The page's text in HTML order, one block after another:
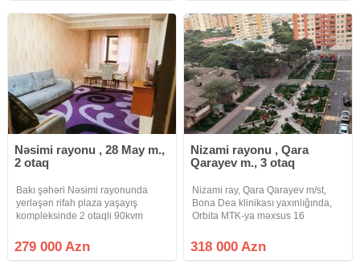
Nəsimi rayonu , 28 May m.,
2 otaq
Bakı şəhəri Nəsimi rayonunda
yerləşən rifah plaza yaşayış
kompleksinde 2 otaqli 90kvm
daimidir kupça var ipotekaya
yararlidi real insanlar əlaqə
279 000 Azn
Nizami rayonu , Qara
Qarayev m., 3 otaq
Nizami ray, Qara Qarayev m/st,
Bona Dea klinikası yaxınlığında,
Orbita MTK-ya məxsus 16
mərtəbəsində, qanuni 3 otaq
sahəsi 106 kv m olan kupçalı
318 000 Azn